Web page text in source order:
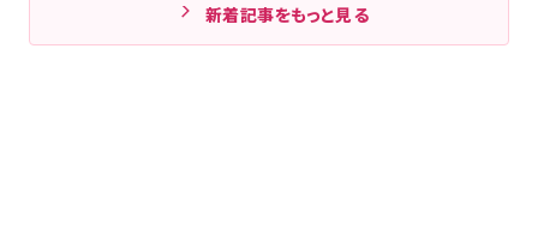
新着記事をもっと見る